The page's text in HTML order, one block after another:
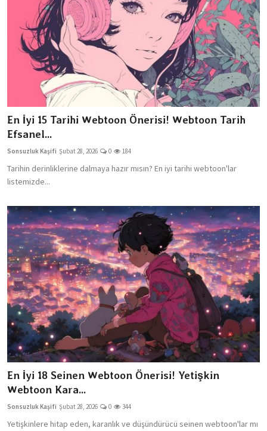
Anketler
En İyi 15 Tarihi Webtoon Önerisi! Webtoon Tarih
Efsanel...
Sonsuzluk Kaşifi Şubat 28, 2026 0 184
Tarihin derinliklerine dalmaya hazır mısın? En iyi tarihi webtoon'lar
listemizde...
En İyi 18 Seinen Webtoon Önerisi! Yetişkin
Webtoon Kara...
Sonsuzluk Kaşifi Şubat 28, 2026 0 344
Yetişkinlere hitap eden, karanlık ve düşündürücü seinen webtoon'lar mı